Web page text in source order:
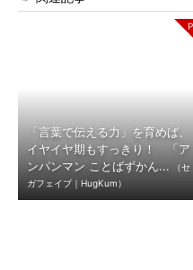
「言葉で伝える力」を育めば、
イヤイヤ期もすっきり！ 「ア
ンパンマン ことばずかん...
（セ
ガフェイブ｜HugKum）